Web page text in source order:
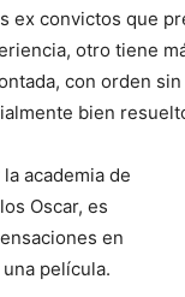
ex convictos que
otro tiene
con orden
bien
academia de
Oscar, es
en
película.